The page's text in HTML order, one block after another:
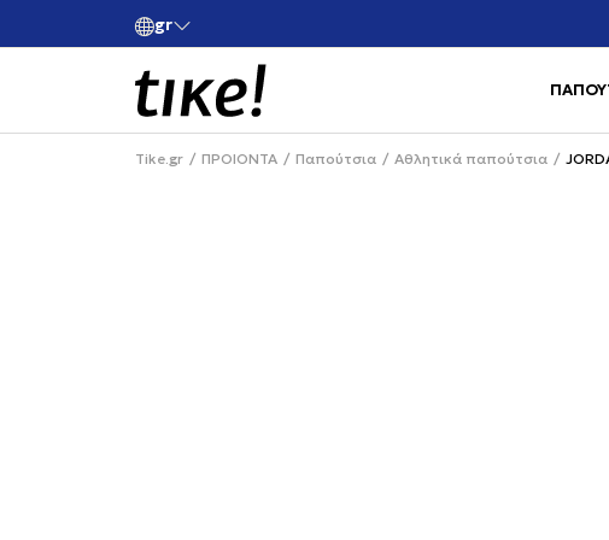
grΚάνε εγγραφή και κέρδισε -10% στην πρώτη σου αγορά
Tike.gr ΠΡΟΙΟΝΤΑ Παπούτσια Αθλητικά παπούτσια